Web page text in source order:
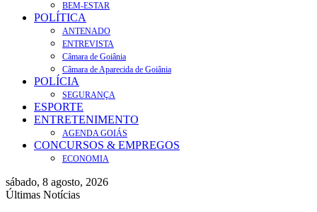
BEM-ESTAR
POLÍTICA
ANTENADO
ENTREVISTA
Câmara de Goiânia
Câmara de Aparecida de Goiânia
POLÍCIA
SEGURANÇA
ESPORTE
ENTRETENIMENTO
AGENDA GOIÁS
CONCURSOS & EMPREGOS
ECONOMIA
sábado, 8 agosto, 2026
Últimas Notícias